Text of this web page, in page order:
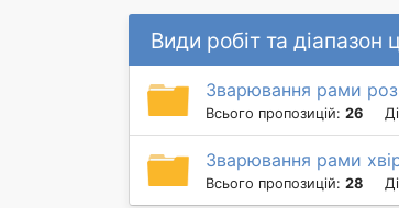
Види робіт та діапазон
Зварювання рами
Всього пропозицій: 26
Зварювання рами
Всього пропозицій: 28